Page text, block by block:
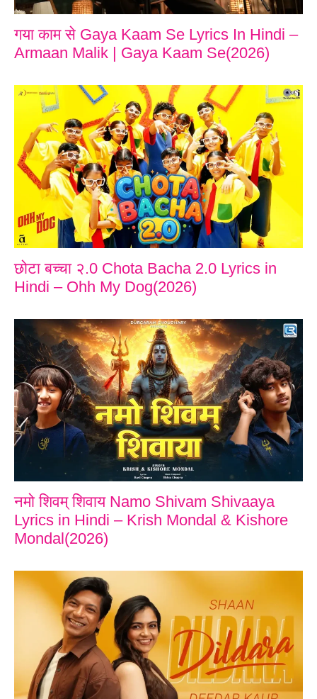
गया काम से Gaya Kaam Se Lyrics In Hindi –
Armaan Malik | Gaya Kaam Se(2026)
छोटा बच्चा २.0 Chota Bacha 2.0 Lyrics in
Hindi – Ohh My Dog(2026)
नमो शिवम् शिवाय Namo Shivam Shivaaya
Lyrics in Hindi – Krish Mondal & Kishore
Mondal(2026)